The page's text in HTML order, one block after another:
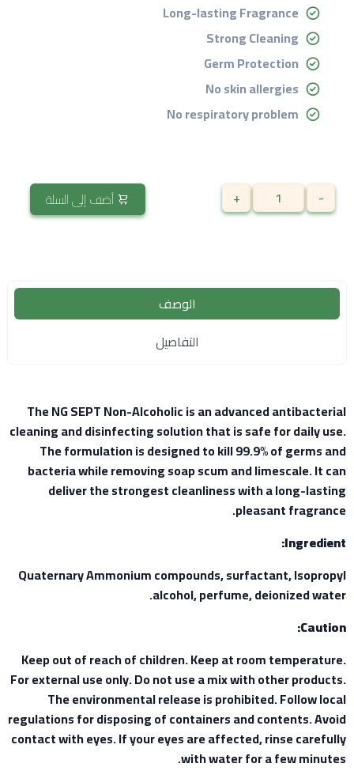
Long-lasting Fragrance
Strong Cleaning
Germ Protection
No skin allergies
No respiratory problem
-
+ أضف إلى السلة
الوصف
التفاصيل
The NG SEPT Non-Alcoholic is an advanced antibacterial
cleaning and disinfecting solution that is safe for daily use.
The formulation is designed to kill 99.9% of germs and
bacteria while removing soap scum and limescale. It can
deliver the strongest cleanliness with a long-lasting
pleasant fragrance.
Ingredient:
Quaternary Ammonium compounds, surfactant, Isopropyl
alcohol, perfume, deionized water.
Caution:
Keep out of reach of children. Keep at room temperature.
For external use only. Do not use a mix with other products.
The environmental release is prohibited. Follow local
regulations for disposing of containers and contents. Avoid
contact with eyes. If your eyes are affected, rinse carefully
with water for a few minutes.